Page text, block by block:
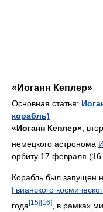
«Иоганн Кеплер»
Основная статья:
корабль)
«Иоганн Кеплер» ,
немецкого астронома
орбиту 17 февраля
Корабль был запущен
Гвианского
года[15][16] , в рамках